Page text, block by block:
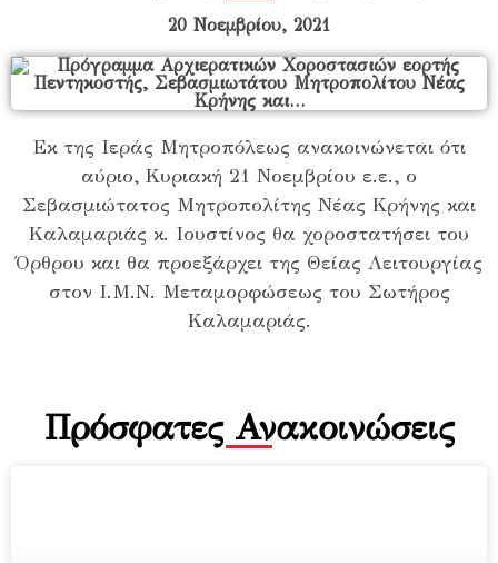
20 Νοεμβρίου, 2021
Εκ της Ιεράς Μητροπόλεως ανακοινώνεται ότι
αύριο, Κυριακή 21 Νοεμβρίου ε.ε., ο
Σεβασμιώτατος Μητροπολίτης Νέας Κρήνης και
Καλαμαριάς κ. Ιουστίνος θα χοροστατήσει του
Όρθρου και θα προεξάρχει της Θείας Λειτουργίας
στον Ι.Μ.Ν. Μεταμορφώσεως του Σωτήρος
Καλαμαριάς.
Πρόσφατες Ανακοινώσεις